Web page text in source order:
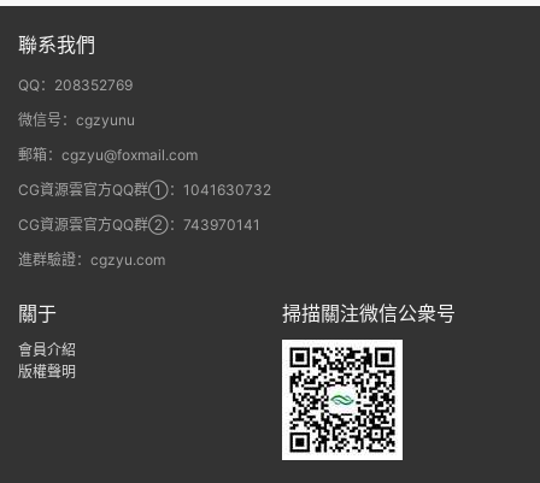
聯系我們
QQ：208352769
微信号：cgzyunu
郵箱：cgzyu@foxmail.com
CG資源雲官方QQ群①：1041630732
CG資源雲官方QQ群②：743970141
進群驗證：cgzyu.com
關于
會員介紹
版權聲明
掃描關注微信公衆号